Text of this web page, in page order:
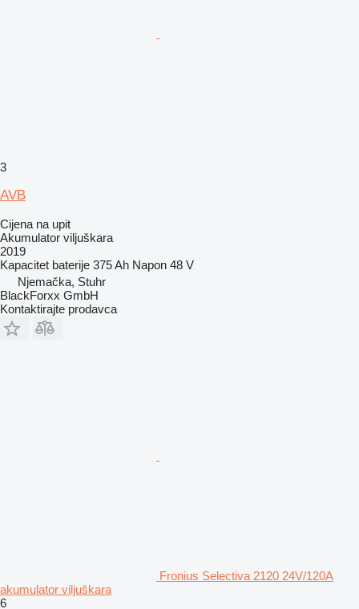
3
AVB
Cijena na upit
Akumulator viljuškara
2019
Kapacitet baterije 375 Ah Napon 48 V
Njemačka, Stuhr
BlackForxx GmbH
Kontaktirajte prodavca
Fronius Selectiva 2120 24V/120A
akumulator viljuškara
6